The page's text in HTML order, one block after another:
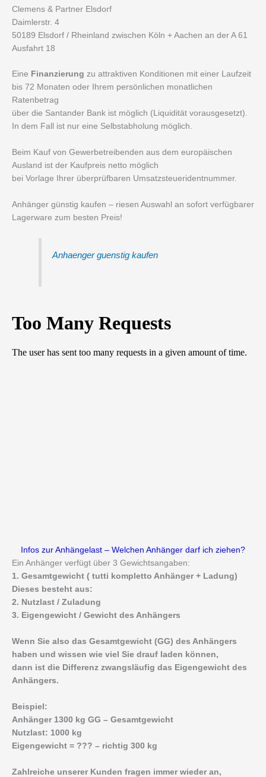
Clemens & Partner Elsdorf
Daimlerstr. 4
50189 Elsdorf / Rheinland zwischen Köln + Aachen an der A 61
Ausfahrt 18
Eine Finanzierung zu attraktiven Konditionen mit einer Laufzeit
bis 72 Monaten oder Ihrem persönlichen monatlichen
Ratenbetrag
über die Santander Bank ist möglich (Liquidität vorausgesetzt).
In dem Fall ist nur eine Selbstabholung möglich.
Beim Kauf von Gewerbetreibenden aus dem europäischen
Ausland ist der Kaufpreis netto möglich
bei Vorlage Ihrer überprüfbaren Umsatzsteueridentnummer.
Anhänger günstig kaufen – riesen Auswahl an sofort verfügbarer
Lagerware zum besten Preis!
Anhaenger guenstig kaufen
Infos zur Anhängelast – Welchen Anhänger darf ich ziehen?
Ein Anhänger verfügt über 3 Gewichtsangaben:
1. Gesamtgewicht ( tutti kompletto Anhänger + Ladung)
Dieses besteht aus:
2. Nutzlast / Zuladung
3. Eigengewicht / Gewicht des Anhängers
Wenn Sie also das Gesamtgewicht (GG) des Anhängers
haben und wissen wie viel Sie drauf laden können,
dann ist die Differenz zwangsläufig das Eigengewicht des
Anhängers.
Beispiel:
Anhänger 1300 kg GG – Gesamtgewicht
Nutzlast: 1000 kg
Eigengewicht = ??? – richtig 300 kg
Zahlreiche unserer Kunden fragen immer wieder an,